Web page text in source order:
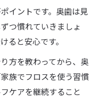
イントです。奥歯は見
つ慣れていきましょ
ると安心です。
方を教わってから、奥
族でフロスを使う習慣
ケアを継続すること